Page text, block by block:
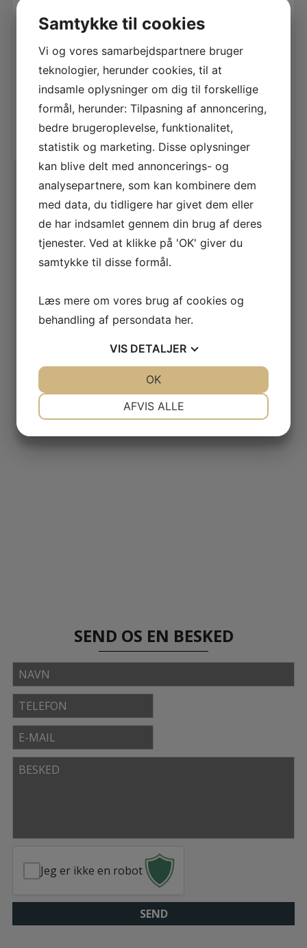
120,00kr.
Tilføj til kurv
SEND OS EN BESKED
Navn
Telefon
E-
mail
Besked
Jeg er ikke en robot
Samtykke til cookies
Vi og vores samarbejdspartnere bruger
teknologier, herunder cookies, til at
indsamle oplysninger om dig til forskellige
formål, herunder: Tilpasning af annoncering,
bedre brugeroplevelse, funktionalitet,
statistik og marketing. Disse oplysninger
kan blive delt med annoncerings- og
analysepartnere, som kan kombinere dem
med data, du tidligere har givet dem eller
de har indsamlet gennem din brug af deres
tjenester. Ved at klikke på 'OK' giver du
samtykke til disse formål.
Læs mere om vores brug af cookies og
behandling af persondata her.
VIS DETALJER
AFVIS ALLE
OK